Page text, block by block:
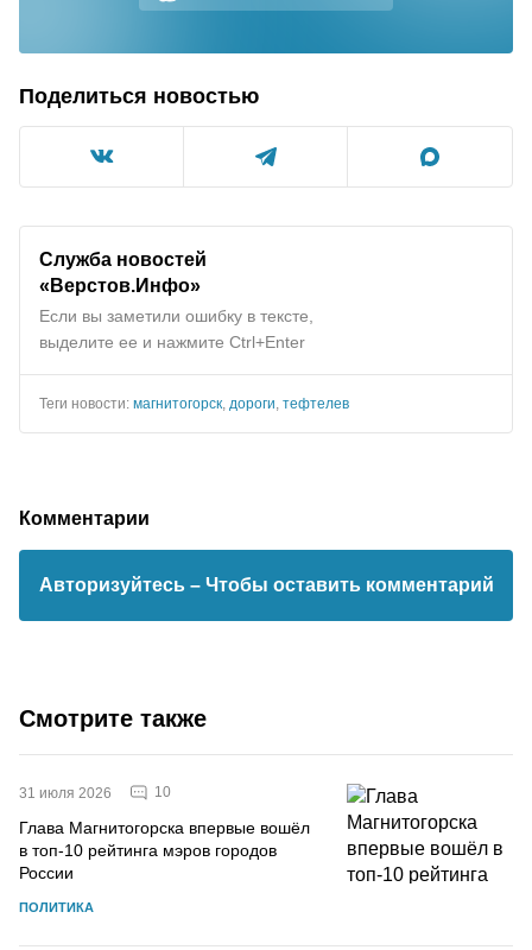
Поделиться новостью
Служба новостей
«Верстов.Инфо»
Если вы заметили ошибку в тексте,
выделите ее и нажмите Ctrl+Enter
Теги новости: магнитогорск дороги тефтелев
Комментарии
Авторизуйтесь – Чтобы оставить комментарий
Смотрите также
31 июля 2026 10
Глава Магнитогорска впервые вошёл
в топ-10 рейтинга мэров городов
России
ПОЛИТИКА